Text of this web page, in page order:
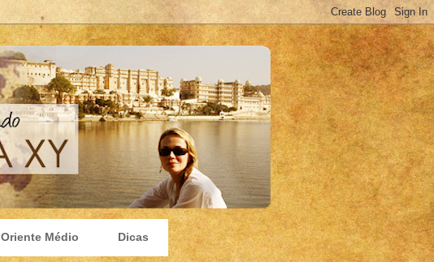
Oriente Médio Dicas